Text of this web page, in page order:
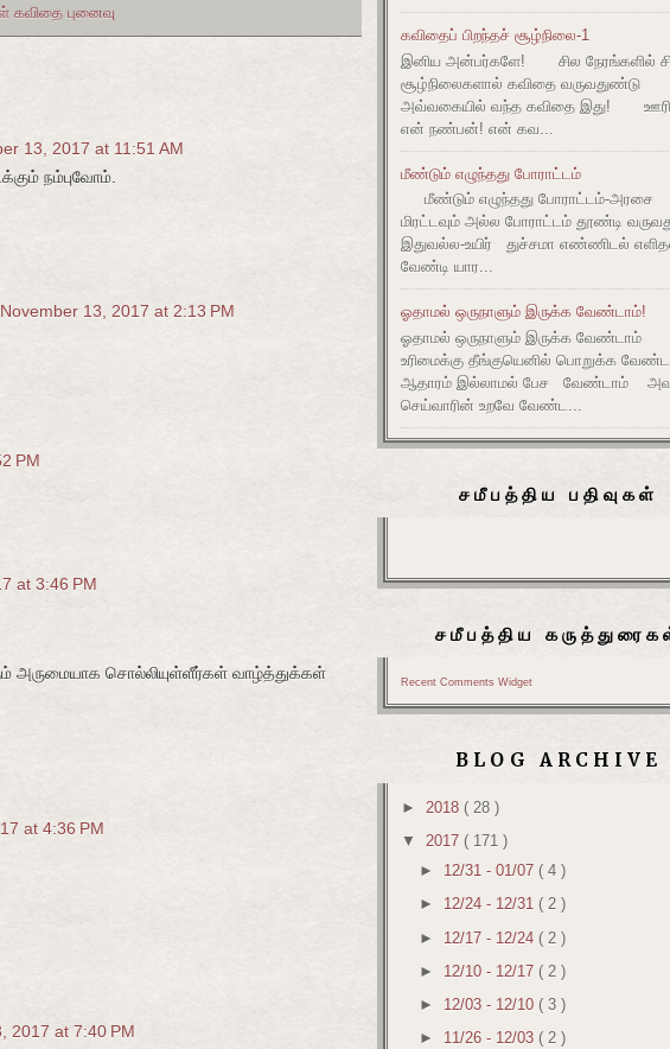
கவிதை புனைவு
13, 2017 at 11:51 AM
நம்புவோம்.
November 13, 2017 at 2:13 PM
PM
at 3:46 PM
அருமையாக சொல்லியுள்ளீர்கள் வாழ்த்துக்கள்
at 4:36 PM
2017 at 7:40 PM
கவிதைப் பிறந்தச் சூழ்நிலை-1
இனிய அன்பர்களே! சில நேரங்களில்
சூழ்நிலைகளால் கவிதை வருவதுண்டு
அவ்வகையில் வந்த கவிதை இது!
என் நண்பன்! என் கவ...
மீண்டும் எழுந்தது போராட்டம்
மீண்டும் எழுந்தது போராட்டம்-அரசை
மிரட்டவும் அல்ல போராட்டம் தூண்டி
இதுவல்ல-உயிர் துச்சமா எண்ணிடல்
வேண்டி யார...
ஓதாமல் ஒருநாளும் இருக்க வேண்டாம்!
ஓதாமல் ஒருநாளும் இருக்க வேண்டாம்
உரிமைக்கு தீங்குயெனில் பொறுக்க
ஆதாரம் இல்லாமல் பேச வேண்டாம்
செய்வாரின் உறவே வேண்ட...
சமீபத்திய பதிவுகள்
சமீபத்திய
Recent Comments Widget
BLOG ARCHIVE
► 2018 ( 28 )
▼ 2017 ( 171 )
► 12/31 - 01/07 ( 4 )
► 12/24 - 12/31 ( 2 )
► 12/17 - 12/24 ( 2 )
► 12/10 - 12/17 ( 2 )
► 12/03 - 12/10 ( 3 )
► 11/26 - 12/03 ( 2 )